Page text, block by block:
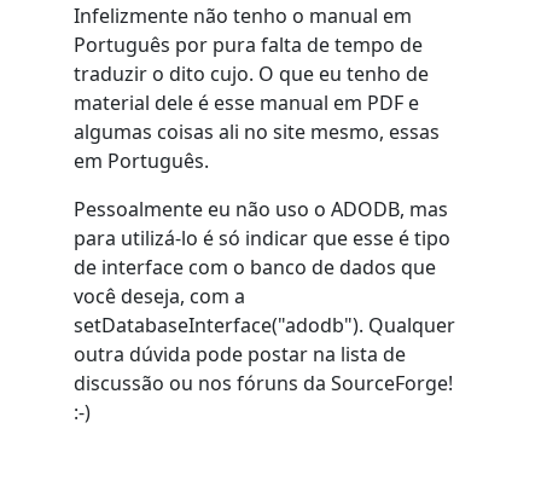
Infelizmente não tenho o manual em
Português por pura falta de tempo de
traduzir o dito cujo. O que eu tenho de
material dele é esse manual em PDF e
algumas coisas ali no site mesmo, essas
em Português.
Pessoalmente eu não uso o ADODB, mas
para utilizá-lo é só indicar que esse é tipo
de interface com o banco de dados que
você deseja, com a
setDatabaseInterface("adodb"). Qualquer
outra dúvida pode postar na lista de
discussão ou nos fóruns da SourceForge!
:-)